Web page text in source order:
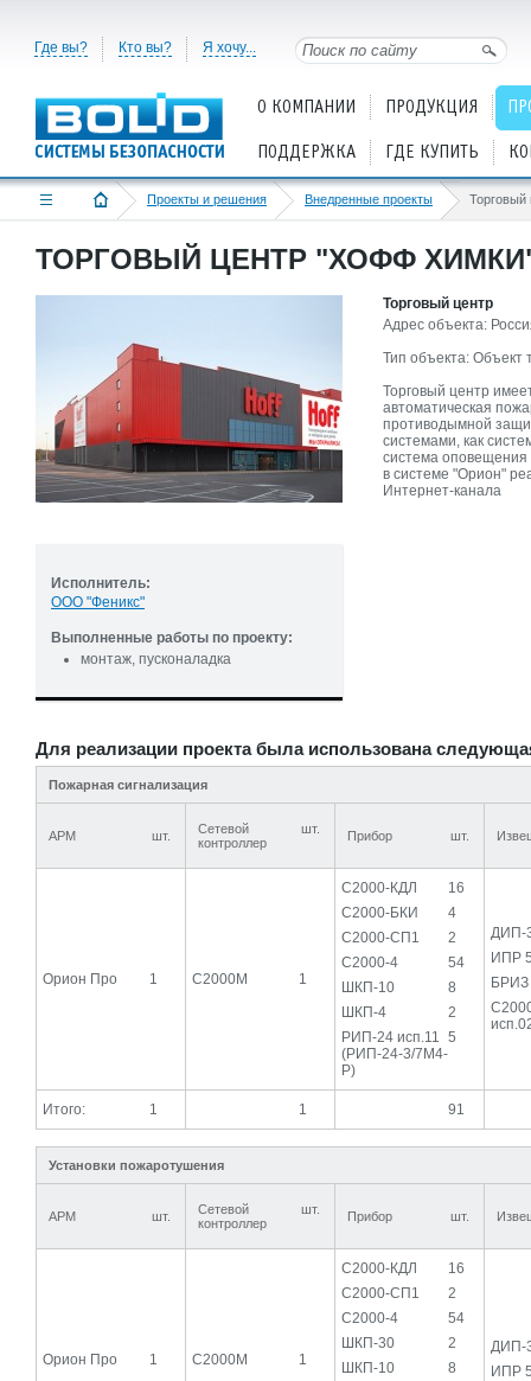
Где вы? Кто вы? Я хочу...
О КОМПАНИИ ПРОДУКЦИЯ
ПОДДЕРЖКА ГДЕ КУПИТЬ
Проекты и решения Внедренные проекты
ТОРГОВЫЙ ЦЕНТР "ХОФФ
Исполнитель:
ООО "Феникс"
Выполненные работы по проекту:
монтаж, пусконаладка
Торговый центр
Адрес объекта:
Тип объекта: Объект
Торговый центр
автоматическая
противодымной
системами, как
система оповещения
в системе "Орион"
Интернет-канала
Для реализации проекта была использована
Пожарная сигнализация
АРМ шт.
Сетевой
контроллер
шт. Прибор шт.
Орион Про 1 С2000М 1
С2000-КДЛ
16
С2000-БКИ
4
С2000-СП1
2
С2000-4
54
ШКП-10
8
ШКП-4
2
РИП-24 исп.11
(РИП-24-3/7М4-
Р)
5
ДИП-
ИПР
БРИЗ
Итого: 1 1 91
Установки пожаротушения
АРМ шт.
Сетевой
контроллер
шт. Прибор шт.
Орион Про 1 С2000М 1
С2000-КДЛ
16
С2000-СП1
2
С2000-4
54
ШКП-30
2
ШКП-10
8
ДИП-
ИПР